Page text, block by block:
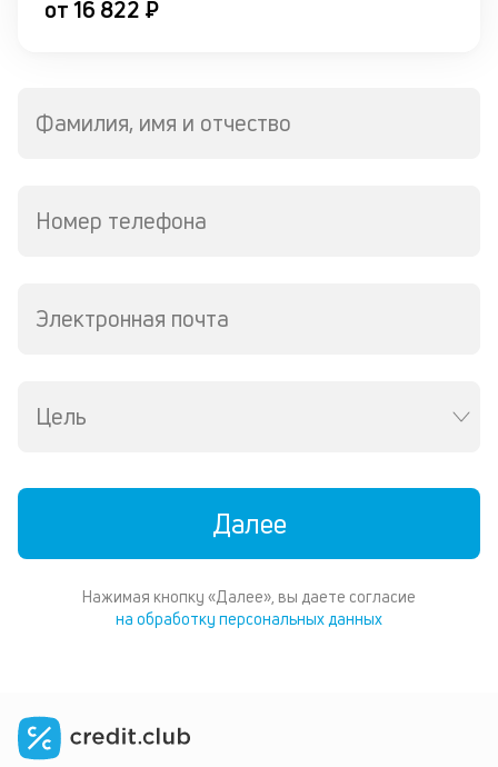
от 16 822 ₽
Фамилия, имя и отчество
Номер телефона
Электронная почта
Цель
Далее
Нажимая кнопку «Далее», вы даете согласие
на обработку персональных данных